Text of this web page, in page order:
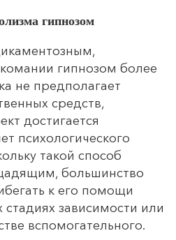
гипнозом
гипнозом более
не предполагает
средств,
достигается
психологического
такой способ
большинство
к его помощи
стадиях зависимости или
вспомогательного.